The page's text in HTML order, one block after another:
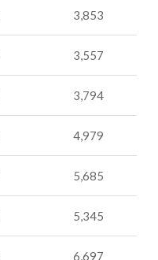
3,853
3,557
3,794
4,979
5,685
5,345
6,697